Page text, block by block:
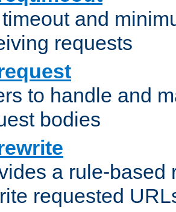
and
requests
to handle and
bodies
a rule-based
requested